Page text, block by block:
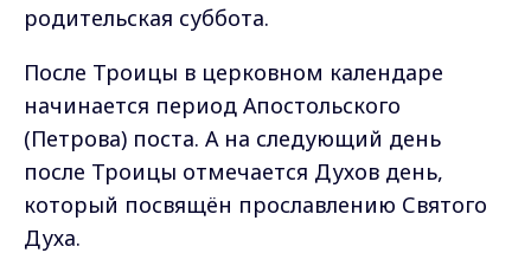
родительская суббота.
После Троицы в церковном календаре
начинается период Апостольского
(Петрова) поста. А на следующий день
после Троицы отмечается Духов день,
который посвящён прославлению Святого
Духа.